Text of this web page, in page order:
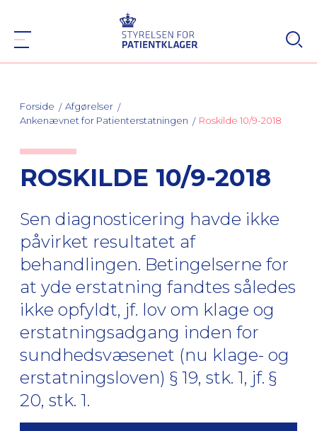
Forside
Afgørelser
Ankenævnet for Patienterstatningen
Roskilde 10/9-2018
ROSKILDE 10/9-2018
Sen diagnosticering havde ikke
påvirket resultatet af
behandlingen. Betingelserne for
at yde erstatning fandtes således
ikke opfyldt, jf. lov om klage og
erstatningsadgang inden for
sundhedsvæsenet (nu klage- og
erstatningsloven) § 19, stk. 1, jf. §
20, stk. 1.